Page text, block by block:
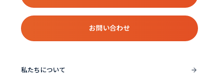
私たちについて
お問い合わせ